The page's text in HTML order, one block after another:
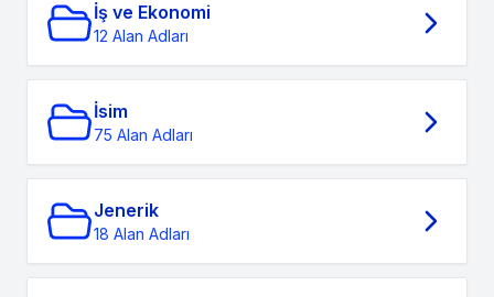
İş ve Ekonomi
12 Alan Adları
İsim
75 Alan Adları
Jenerik
18 Alan Adları